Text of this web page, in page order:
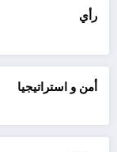
رأي
أمن و استراتيجيا